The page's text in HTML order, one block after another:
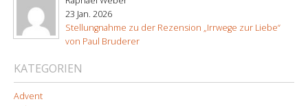
23 Jan. 2026
Stellungnahme zu der Rezension „Irrwege zur Liebe“
von Paul Bruderer
KATEGORIEN
Advent